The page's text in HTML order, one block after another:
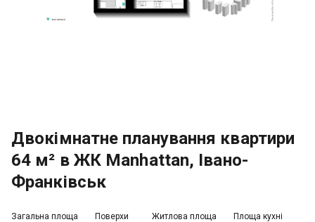
Двокімнатне планування квартири
64 м² в ЖК Manhattan, Івано-
Франківськ
Загальна площа Поверхи Житлова площа Площа кухні